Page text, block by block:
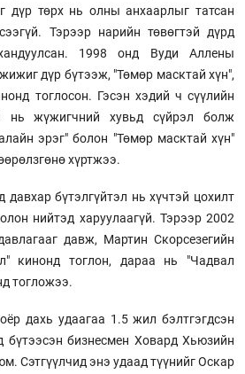
дүр төрх нь олны анхаарлыг татсан
Тэрээр нарийн төвөгтэй дүрд
1998 онд Вуди Аллены
дүр бүтээж, "Төмөр масктай хүн",
тоглосон. Гэсэн хэдий ч сүүлийн
нь жүжигчний хувьд сүйрэл болж
эрэг" болон "Төмөр масктай хүн"
хүртжээ.
давхар бүтэлгүйтэл нь хүчтэй цохилт
нийтэд харуулаагүй. Тэрээр 2002
давж, Мартин Скорсезегийн
кинонд тоглон, дараа нь "Чадвал
тогложээ.
дахь удаагаа 1.5 жил бэлтгэгдсэн
бүтээсэн бизнесмен Ховард Хьюзийн
Сэтгүүлчид энэ удаад түүнийг Оскар